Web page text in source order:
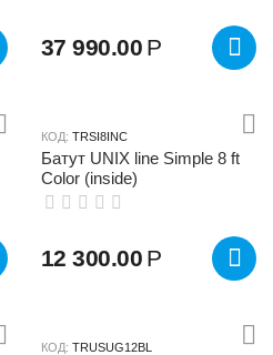
37 990.00 Р
КОД: TRSI8INC
Батут UNIX line Simple 8 ft
Color (inside)
12 300.00 Р
КОД: TRUSUG12BL